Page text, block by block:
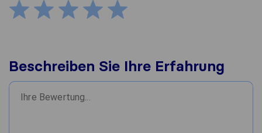
Beschreiben Sie Ihre Erfahrung